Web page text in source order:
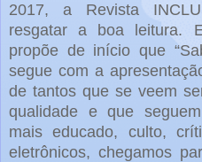
2017, a Revista
resgatar a boa leitura.
propõe de início que
segue com a
de tantos que se veem
qualidade e que
mais educado, culto,
eletrônicos, chegamos